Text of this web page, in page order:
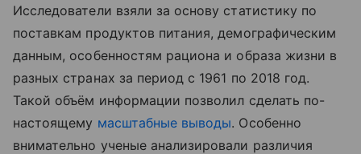
Исследователи взяли за основу статистику по
поставкам продуктов питания, демографическим
данным, особенностям рациона и образа жизни в
разных странах за период с 1961 по 2018 год.
Такой объём информации позволил сделать по-
настоящему масштабные выводы. Особенно
внимательно ученые анализировали различия